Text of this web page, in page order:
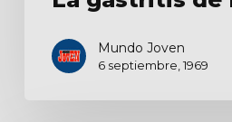
Mundo Joven
6 septiembre, 1969